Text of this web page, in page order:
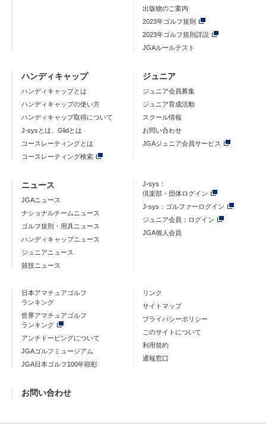
出版物のご案内
2023年ゴルフ規則
2023年ゴルフ規則詳説
JGAルールテスト
ハンディキャップ
ハンディキャップとは
ハンディキャップの使い方
ハンディキャップ取得について
J-sysとは、Glidとは
コースレーティングとは
コースレーティング検索
ジュニア
ジュニア会員募集
ジュニア育成活動
スクール情報
お問い合わせ
JGAジュニア会員サービス
ニュース
JGAニュース
ナショナルチームニュース
ゴルフ規則・用具ニュース
ハンディキャップニュース
ジュニアニュース
競技ニュース
J-sys：
倶楽部・団体ログイン
J-sys：ゴルファーログイン
ジュニア会員：ログイン
JGA個人会員
日本アマチュアゴルフ
ランキング
世界アマチュアゴルフ
ランキング
アンチドーピングについて
JGAゴルフミュージアム
JGA日本ゴルフ100年顕彰
リンク
サイトマップ
プライバシーポリシー
このサイトについて
利用規約
通報窓口
お問い合わせ